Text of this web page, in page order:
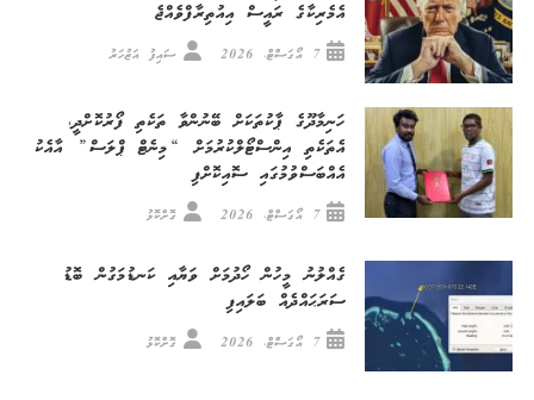
އެމެރިކާގެ ރައީސް އިއުތިރާފްވެއްޖެ
7 އޯގަސްޓް، 2026 ސައިފު އަޒުހަރު
ހަނިމާދޫގެ ޕާކުތަކަށް ބޭނުންވާ ތަކެތި ފޯރުކޮށްދީ،
އެތަކެތި އިންސްޓޯލްކުރުމަށް “މިނެޓް ޕްލަސް” އާއެކު
އެއްބަސްވުމުގައި ސޮއިކޮށްފި
7 އޯގަސްޓް، 2026 ގޮށްކޮޅު
ގެއްލުނު މީހުން ހޯދުމަށް ވަޔާއި ކަނޑުމަގުން ބޮޑު
ސަރަޙައްދެއް ބަލައިފި
7 އޯގަސްޓް، 2026 ގޮށްކޮޅު